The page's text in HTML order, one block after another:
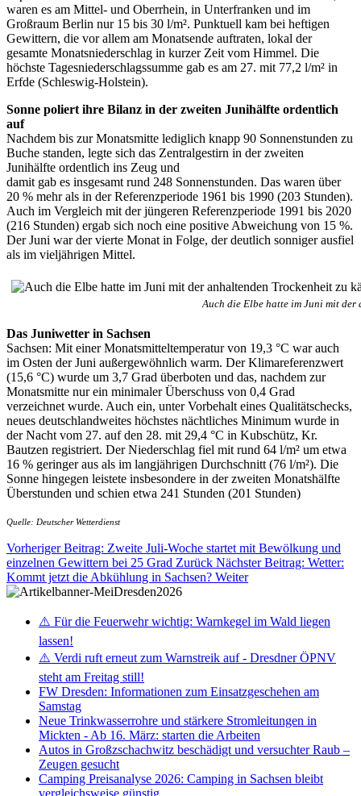
waren es am Mittel- und Oberrhein, in Unterfranken und im
Großraum Berlin nur 15 bis 30 l/m². Punktuell kam bei heftigen
Gewittern, die vor allem am Monatsende auftraten, lokal der
gesamte Monatsniederschlag in kurzer Zeit vom Himmel. Die
höchste Tagesniederschlagssumme gab es am 27. mit 77,2 l/m² in
Erfde (Schleswig-Holstein).
Sonne poliert ihre Bilanz in der zweiten Junihälfte ordentlich
auf
Nachdem bis zur Monatsmitte lediglich knapp 90 Sonnenstunden zu
Buche standen, legte sich das Zentralgestirn in der zweiten
Junihälfte ordentlich ins Zeug und
damit gab es insgesamt rund 248 Sonnenstunden. Das waren über
20 % mehr als in der Referenzperiode 1961 bis 1990 (203 Stunden).
Auch im Vergleich mit der jüngeren Referenzperiode 1991 bis 2020
(216 Stunden) ergab sich noch eine positive Abweichung von 15 %.
Der Juni war der vierte Monat in Folge, der deutlich sonniger ausfiel
als im vieljährigen Mittel.
Auch die Elbe hatte im Juni mit der
Das Juniwetter in Sachsen
Sachsen: Mit einer Monatsmitteltemperatur von 19,3 °C war auch
im Osten der Juni außergewöhnlich warm. Der Klimareferenzwert
(15,6 °C) wurde um 3,7 Grad überboten und das, nachdem zur
Monatsmitte nur ein minimaler Überschuss von 0,4 Grad
verzeichnet wurde. Auch ein, unter Vorbehalt eines Qualitätschecks,
neues deutschlandweites höchstes nächtliches Minimum wurde in
der Nacht vom 27. auf den 28. mit 29,4 °C in Kubschütz, Kr.
Bautzen registriert. Der Niederschlag fiel mit rund 64 l/m² um etwa
16 % geringer aus als im langjährigen Durchschnitt (76 l/m²). Die
Sonne hingegen leistete insbesondere in der zweiten Monatshälfte
Überstunden und schien etwa 241 Stunden (201 Stunden)
Quelle: Deutscher Wetterdienst
Vorheriger Beitrag: Zweite Juli-Woche startet mit Bewölkung und
einzelnen Gewittern bei 25 Grad Zurück Nächster Beitrag: Wetter:
Kommt jetzt die Abkühlung in Sachsen? Weiter
⚠️ Für die Feuerwehr wichtig: Warnkegel im Wald liegen
lassen!
⚠️ Verdi ruft erneut zum Warnstreik auf - Dresdner ÖPNV
steht am Freitag still!
FW Dresden: Informationen zum Einsatzgeschehen am
Samstag
Neue Trinkwasserrohre und stärkere Stromleitungen in
Mickten - Ab 16. März: starten die Arbeiten
Autos in Großzschachwitz beschädigt und versuchter Raub –
Zeugen gesucht
Camping Preisanalyse 2026: Camping in Sachsen bleibt
vergleichsweise günstig